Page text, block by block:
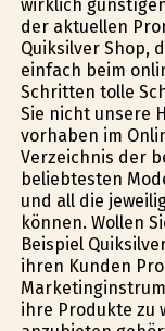
wirklich
der aktuellen
Quiksilver Shop,
einfach beim
Schritten tolle
Sie nicht unsere
vorhaben im
Verzeichnis der
beliebtesten
und all die
können. Wollen
Beispiel
ihren Kunden
ihre Produkte zu